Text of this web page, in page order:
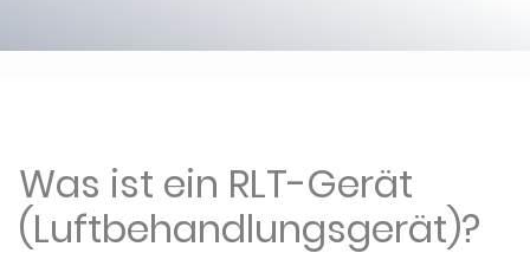
Was ist ein RLT-Gerät
(Luftbehandlungsgerät)?